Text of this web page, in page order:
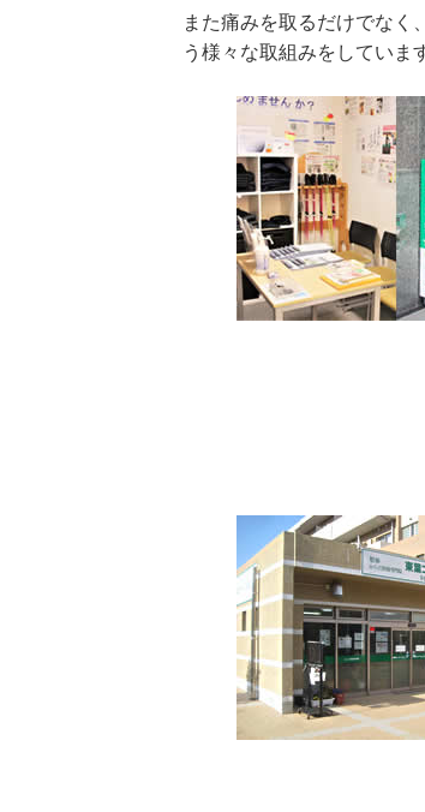
また痛みを取るだけでなく
う様々な取組みをしていま